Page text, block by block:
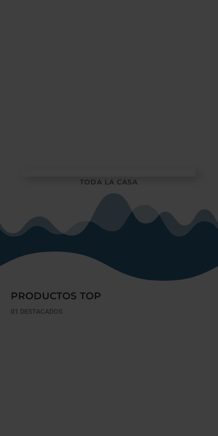
TODA LA CASA
PRODUCTOS TOP
01 DESTACADOS